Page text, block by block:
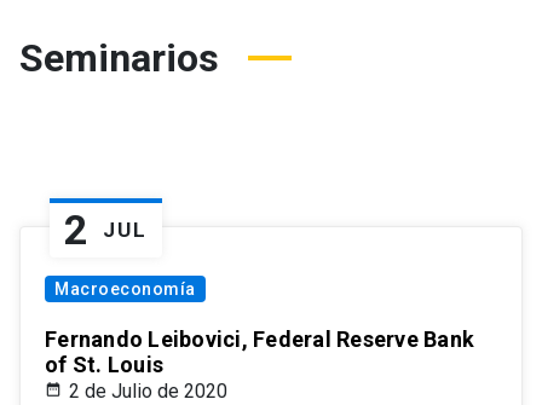
Seminarios
2 JUL
Macroeconomía
Fernando Leibovici, Federal Reserve Bank
of St. Louis
2 de Julio de 2020